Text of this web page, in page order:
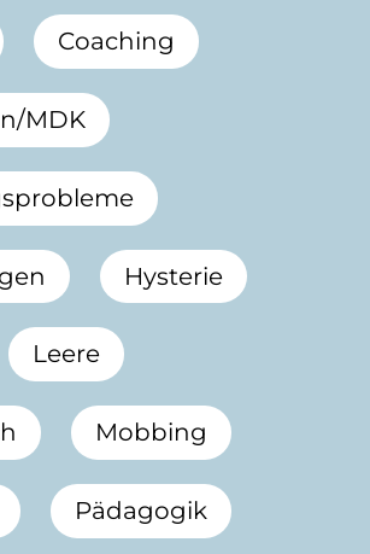
Coaching
MDK
Hysterie
Leere
Mobbing
Pädagogik